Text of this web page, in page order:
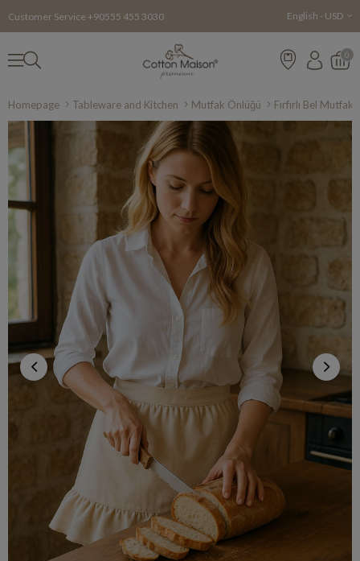
Customer Service +90555 455 3030 English - USD
0
Homepage Tableware and Kitchen Mutfak Önlüğü Fırfırlı Bel